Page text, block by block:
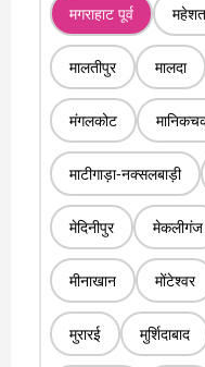
मगराहाट पूर्व
मालतीपुर मालदा
मंगलकोट
माटीगाड़ा-नक्सलबाड़ी
मेदिनीपुर मेकलीगंज
मीनाखान मोंटेश्वर
मुरारई मुर्शिदाबाद